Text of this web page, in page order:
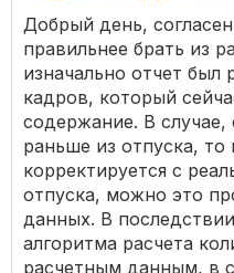
Добрый день,
правильнее брать из
изначально отчет был
кадров, который
содержание. В
раньше из отпуска, то
корректируется с
отпуска, можно это
данных. В
алгоритма расчета
расчетным данным, в